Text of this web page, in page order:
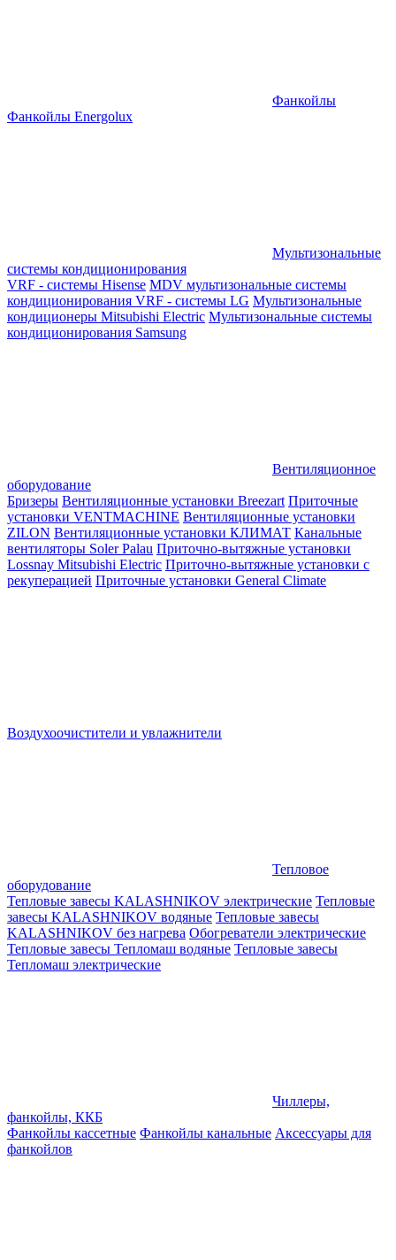
Фанкойлы
Фанкойлы Energolux
Мультизональные
системы кондиционирования
VRF - системы Hisense MDV мультизональные системы
кондиционирования VRF - системы LG Мультизональные
кондиционеры Mitsubishi Electric Мультизональные системы
кондиционирования Samsung
Вентиляционное
оборудование
Бризеры Вентиляционные установки Breezart Приточные
установки VENTMACHINE Вентиляционные установки
ZILON Вентиляционные установки КЛИМАТ Канальные
вентиляторы Soler Palau Приточно-вытяжные установки
Lossnay Mitsubishi Electric Приточно-вытяжные установки с
рекуперацией Приточные установки General Climate
Воздухоочистители и увлажнители
Тепловое
оборудование
Тепловые завесы KALASHNIKOV электрические Тепловые
завесы KALASHNIKOV водяные Тепловые завесы
KALASHNIKOV без нагрева Обогреватели электрические
Тепловые завесы Тепломаш водяные Тепловые завесы
Тепломаш электрические
Чиллеры,
фанкойлы, ККБ
Фанкойлы кассетные Фанкойлы канальные Аксессуары для
фанкойлов